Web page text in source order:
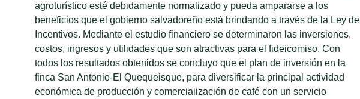
agroturístico esté debidamente normalizado y pueda ampararse a los
beneficios que el gobierno salvadoreño está brindando a través de la Ley de
Incentivos. Mediante el estudio financiero se determinaron las inversiones,
costos, ingresos y utilidades que son atractivas para el fideicomiso. Con
todos los resultados obtenidos se concluyo que el plan de inversión en la
finca San Antonio-El Quequeisque, para diversificar la principal actividad
económica de producción y comercialización de café con un servicio